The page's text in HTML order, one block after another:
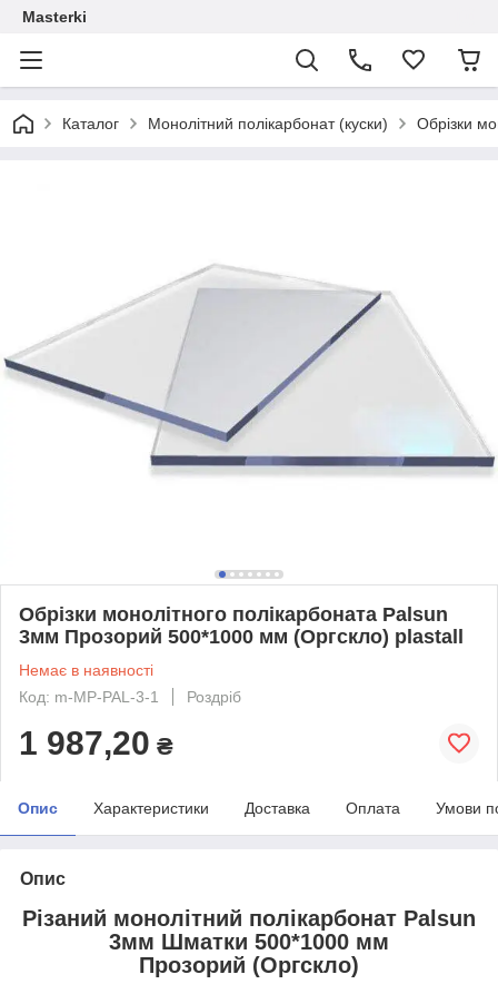
Masterki
Каталог Монолітний полікарбонат (куски) Обрізки
Обрізки монолітного полікарбоната Palsun
3мм Прозорий 500*1000 мм (Оргскло) plastall
Немає в наявності
Код: m-MP-PAL-3-1
Роздріб
1 987,20 ₴
Опис Характеристики Доставка Оплата Умови
Опис
Різаний монолітний полікарбонат Palsun
3мм Шматки 500*1000 мм
Прозорий (Оргскло)